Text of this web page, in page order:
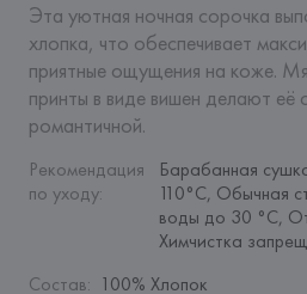
Эта уютная ночная сорочка
хлопка, что обеспечивает
приятные ощущения на коже.
принты в виде вишен делают её
романтичной.
Рекомендация
по уходу:
Барабанная
110°C, Обычная
воды до 30 °C,
Химчистка
Состав: 100% Хлопок